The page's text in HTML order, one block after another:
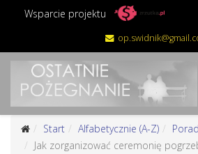
Wsparcie projektu
Start Alfabetycznie (A-Z)
Jak zorganizować ceremonię